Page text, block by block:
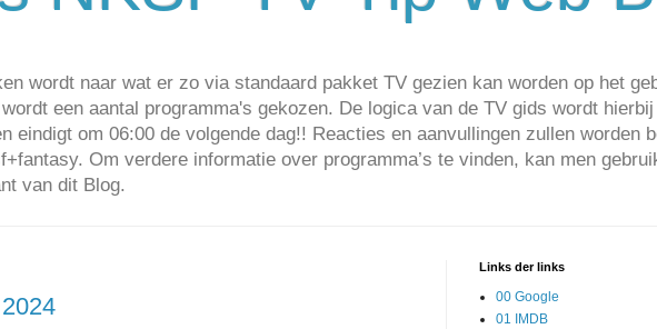
wordt naar wat er zo via standaard pakket TV gezien kan worden op het
een aantal programma's gekozen. De logica van de TV gids wordt
eindigt om 06:00 de volgende dag!! Reacties en aanvullingen zullen worden
Om verdere informatie over programma’s te vinden, kan men
van dit Blog.
Links der links
00 Google
01 IMDB